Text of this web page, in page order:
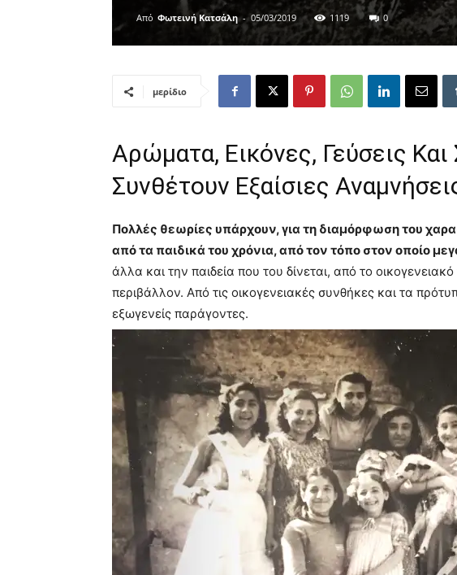
Από Φωτεινή Κατσάλη - 05/03/2019 1119 0
μερίδιο
Αρώματα, Εικόνες, Γεύσεις
Συνθέτουν Εξαίσιες
Πολλές θεωρίες υπάρχουν, για τη διαμόρφωση του
από τα παιδικά του χρόνια, από τον τόπο στον οποίο
άλλα και την παιδεία που του δίνεται, από το
περιβάλλον. Από τις οικογενειακές συνθήκες και τα
εξωγενείς παράγοντες.